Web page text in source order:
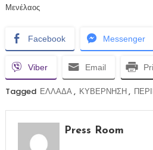
Μενέλαος
Facebook Messenger
Viber Email
Tagged ΕΛΛΑΔΑ, ΚΥΒΕΡΝΗΣΗ,
Press Room